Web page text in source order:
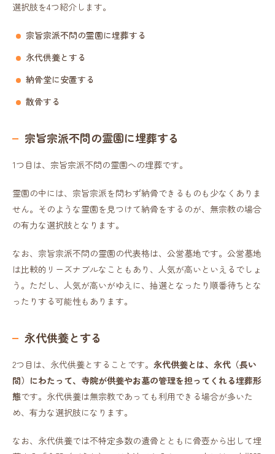
選択肢を4つ紹介します。
宗旨宗派不問の霊園に埋葬する
永代供養とする
納骨堂に安置する
散骨する
宗旨宗派不問の霊園に埋葬する
1つ目は、宗旨宗派不問の霊園への埋葬です。
霊園の中には、宗旨宗派を問わず納骨できるものも少なくありま
せん。そのような霊園を見つけて納骨をするのが、無宗教の場合
の有力な選択肢となります。
なお、宗旨宗派不問の霊園の代表格は、公営墓地です。公営墓地
は比較的リーズナブルなこともあり、人気が高いといえるでしょ
う。ただし、人気が高いがゆえに、抽選となったり順番待ちとな
ったりする可能性もあります。
永代供養とする
2つ目は、永代供養とすることです。 永代供養とは、永代（長い
間）にわたって、寺院が供養やお墓の管理を担ってくれる埋葬形
態です。永代供養は無宗教であっても利用できる場合が多いた
め、有力な選択肢になります。
なお、永代供養では不特定多数の遺骨とともに骨壺から出して埋